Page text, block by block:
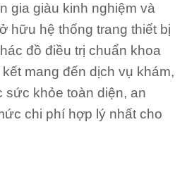
gia giàu kinh nghiệm và
hữu hệ thống trang thiết bị
đồ điều trị chuẩn khoa
mang đến dịch vụ khám,
sức khỏe toàn diện, an
chi phí hợp lý nhất cho